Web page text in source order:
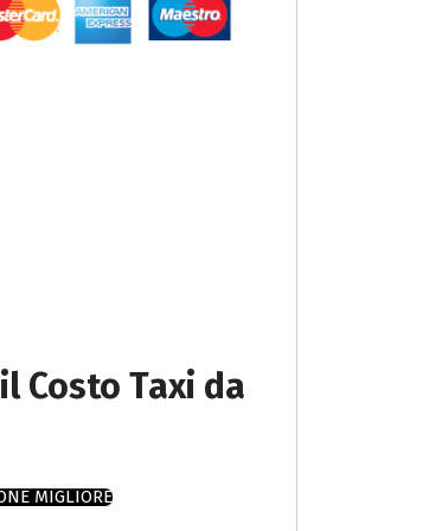
Costo Taxi da
MIGLIORE